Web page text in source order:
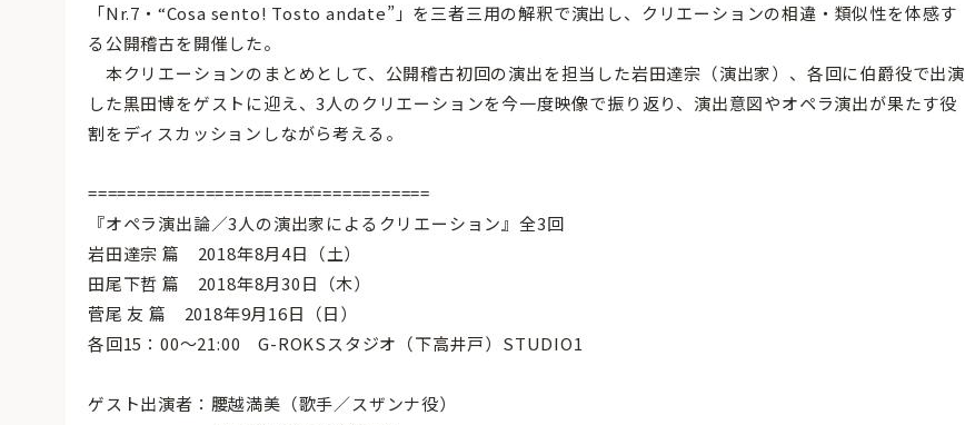
「Nr.7・“Cosa sento! Tosto andate”」を三者三用の解釈で演出し、クリエーションの相違・類似性を体感す
る公開稽古を開催した。
本クリエーションのまとめとして、公開稽古初回の演出を担当した岩田達宗（演出家）、各回に伯爵役で出演
した黒田博をゲストに迎え、3人のクリエーションを今一度映像で振り返り、演出意図やオペラ演出が果たす役
割をディスカッションしながら考える。
===================================
『オペラ演出論／3人の演出家によるクリエーション』全3回
岩田達宗 篇 2018年8月4日（土）
田尾下哲 篇 2018年8月30日（木）
菅尾 友 篇 2018年9月16日（日）
各回15：00〜21:00 G-ROKSスタジオ（下高井戸）STUDIO1
ゲスト出演者：腰越満美（歌手／スザンナ役）